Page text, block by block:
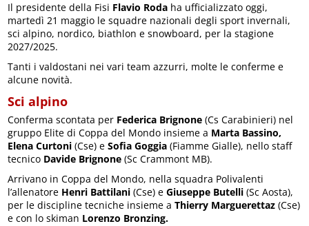
Il presidente della Fisi Flavio Roda ha ufficializzato oggi,
martedì 21 maggio le squadre nazionali degli sport invernali,
sci alpino, nordico, biathlon e snowboard, per la stagione
2027/2025.
Tanti i valdostani nei vari team azzurri, molte le conferme e
alcune novità.
Sci alpino
Conferma scontata per Federica Brignone (Cs Carabinieri) nel
gruppo Elite di Coppa del Mondo insieme a Marta Bassino,
Elena Curtoni (Cse) eSofia Goggia (Fiamme Gialle), nello staff
tecnico Davide Brignone (Sc Crammont MB).
Arrivano in Coppa del Mondo, nella squadra Polivalenti
l’allenatore Henri Battilani (Cse) eGiuseppe Butelli (Sc Aosta),
per le discipline tecniche insieme aThierry Marguerettaz (Cse)
e con lo skiman Lorenzo Bronzing.